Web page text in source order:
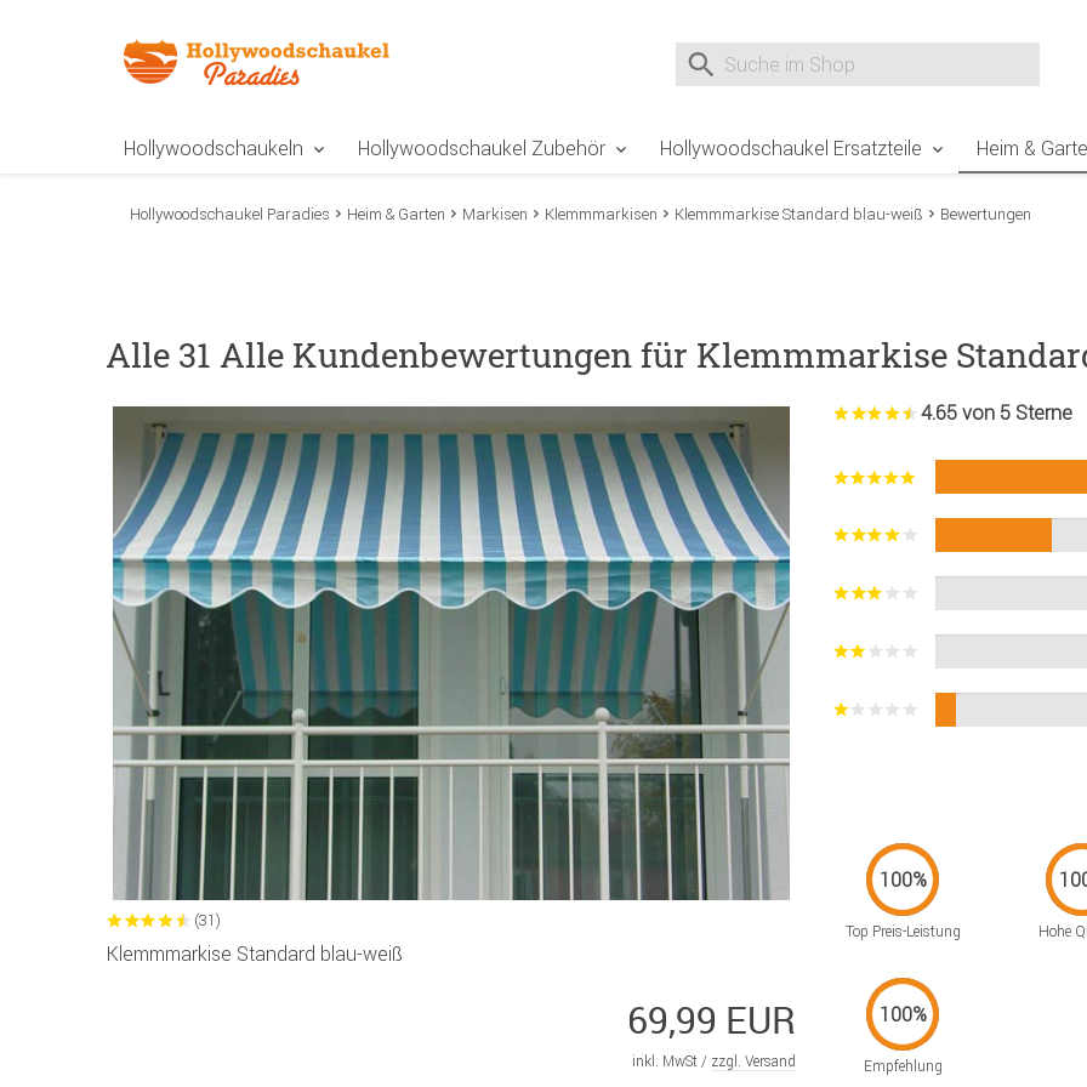
Suche nach
Hollywoodschaukeln Hollywoodschaukel Zubehör Hollywoodschaukel Ersatzteile Heim &
Hollywoodschaukel Paradies Heim & Garten Markisen Klemmmarkisen Klemmmarkise Standard blau-weiß Bewertungen
Alle 31 Alle Kundenbewertungen für Klemmmarkise
(31)
Klemmmarkise Standard blau-weiß
69,99 EUR
inkl. MwSt / zzgl. Versand
4.65 von 5 Sterne
Top Preis-Leistung Hohe
Empfehlung